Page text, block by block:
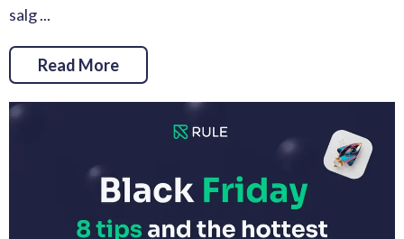
salg ...
Read More